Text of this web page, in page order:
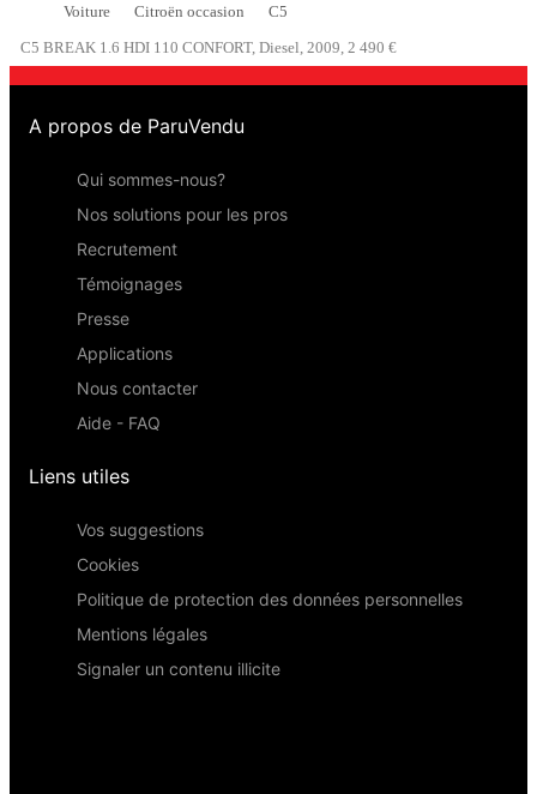
Voiture Citroën occasion
C5
C5 BREAK 1.6 HDI 110 CONFORT, Diesel, 2009, 2 490 €
A propos de ParuVendu
Qui sommes-nous?
Nos solutions pour les pros
Recrutement
Témoignages
Presse
Applications
Nous contacter
Aide - FAQ
Liens utiles
Vos suggestions
Cookies
Politique de protection des données personnelles
Mentions légales
Signaler un contenu illicite